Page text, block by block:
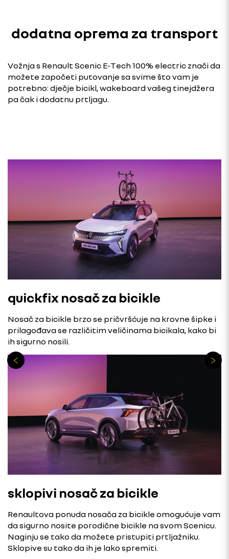
dodatna oprema za transport
Vožnja s Renault Scenic E-Tech 100% electric znači da
možete započeti putovanje sa svime što vam je
potrebno: dječje bicikl, wakeboard vašeg tinejdžera
pa čak i dodatnu prtljagu.
quickfix nosač za bicikle
Nosač za bicikle brzo se pričvršćuje na krovne šipke i
prilagođava se različitim veličinama bicikala, kako bi
ih sigurno nosili.
sklopivi nosač za bicikle
Renaultova ponuda nosača za bicikle omogućuje vam
da sigurno nosite porodične bicikle na svom Scenicu.
Naginju se tako da možete pristupiti prtljažniku.
Sklopive su tako da ih je lako spremiti.